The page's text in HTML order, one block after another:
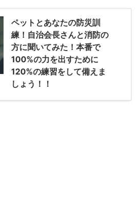
ペットとあなたの防災訓
練！自治会長さんと消防の
方に聞いてみた！本番で
100%の力を出すために
120%の練習をして備えま
しょう！！